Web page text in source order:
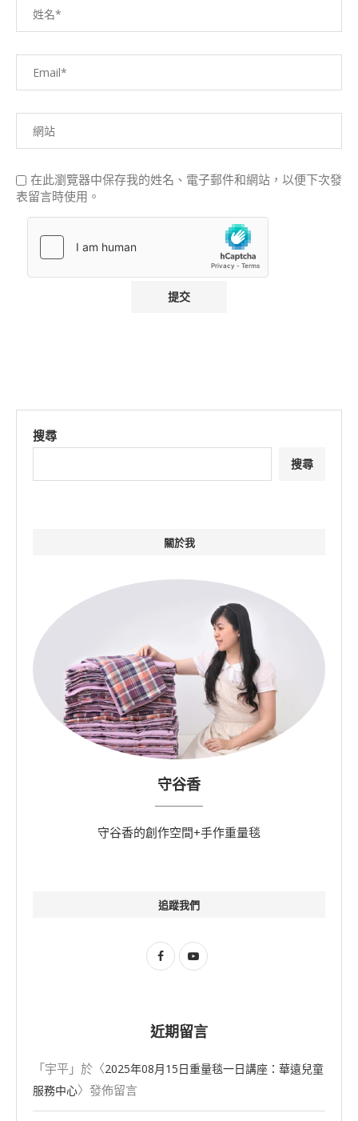
在此瀏覽器中保存我的姓名、電子郵件和網站，以便下次發
表留言時使用。
搜尋
搜尋
關於我
守谷香
守谷香的創作空間+手作重量毯
追蹤我們
近期留言
「宇平 」於〈2025年08⽉15⽇重量毯一日講座：華遠兒童
服務中心〉發佈留言